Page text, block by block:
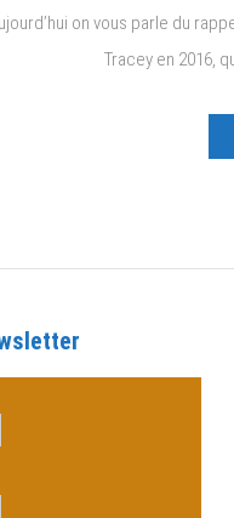
on vous parle du
Tracey en 2016,